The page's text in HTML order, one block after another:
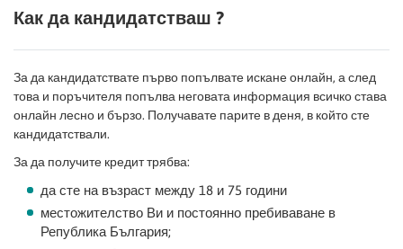
Как да кандидатстваш ?
За да кандидатствате първо попълвате искане онлайн, а след
това и поръчителя попълва неговата информация всичко става
онлайн лесно и бързо. Получавате парите в деня, в който сте
кандидатствали.
За да получите кредит трябва:
да сте на възраст между 18 и 75 години
местожителство Ви и постоянно пребиваване в
Република България;